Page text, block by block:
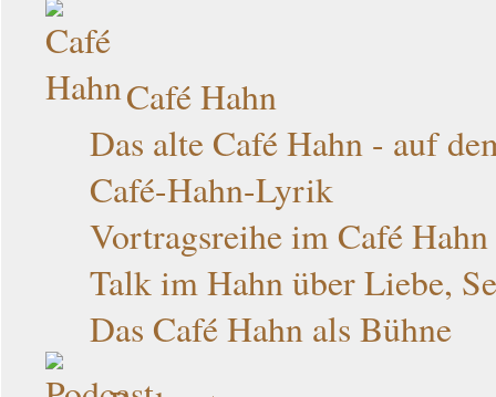
Café Hahn
Das alte Café Hahn - auf
Café-Hahn-Lyrik
Vortragsreihe im Café
Talk im Hahn über Liebe,
Das Café Hahn als Bühne